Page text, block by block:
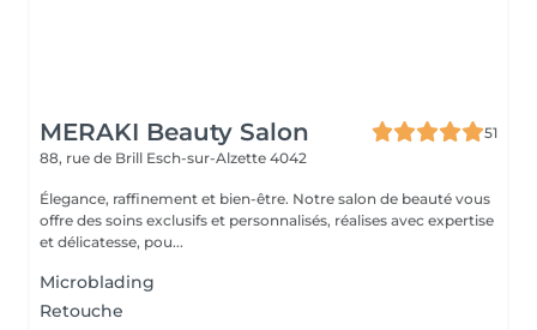
MERAKI Beauty Salon
51
88, rue de Brill Esch-sur-Alzette 4042
Élegance, raffinement et bien-être. Notre salon de beauté vous
offre des soins exclusifs et personnalisés, réalises avec expertise
et délicatesse, pou...
Microblading
Retouche